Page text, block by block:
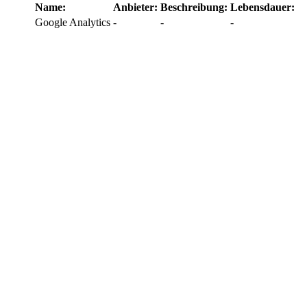
Name:
Anbieter: Beschreibung: Lebensdauer:
Google Analytics - - -